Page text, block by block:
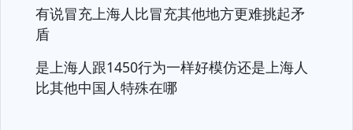
有说冒充上海人比冒充其他地方更难挑起矛
盾
是上海人跟1450行为一样好模仿还是上海人
比其他中国人特殊在哪